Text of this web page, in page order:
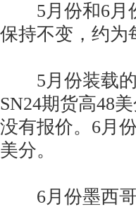
5月份和6月份
保持不变，约为
5月份装载的
SN24期货高48
没有报价。6月
美分。
6月份墨西哥